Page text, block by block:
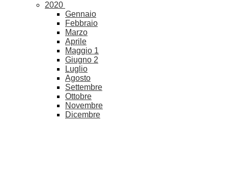
2020
Gennaio
Febbraio
Marzo
Aprile
Maggio 1
Giugno 2
Luglio
Agosto
Settembre
Ottobre
Novembre
Dicembre